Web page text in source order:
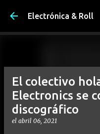
Ir al
Electrónica & Roll
El colectivo
Electronics se
discográfico
el abril 06, 2021